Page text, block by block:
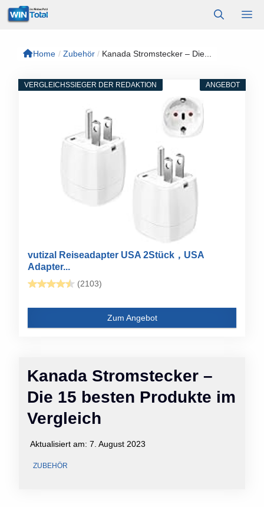
Zum
Inhalt
Home / Zubehör / Kanada Stromstecker – Die...
Kanada Stromstecker –
Die 15 besten Produkte im
Vergleich
Aktualisiert am: 7. August 2023
ZUBEHÖR
ANGEBOT
VERGLEICHSSIEGER DER REDAKTION
vutizal Reiseadapter USA 2Stück，USA
Adapter...
(2103)
Zum Angebot